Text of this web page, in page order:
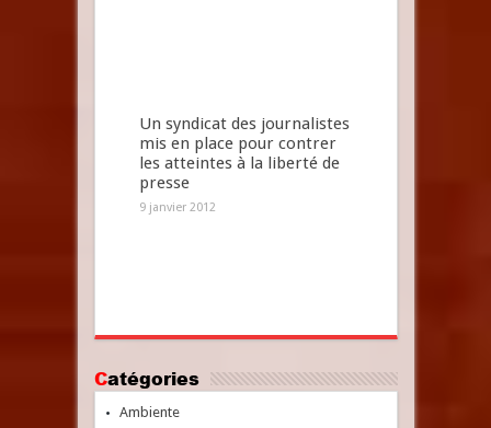
Un syndicat des journalistes
mis en place pour contrer
les atteintes à la liberté de
presse
9 janvier 2012
Catégories
Ambiente